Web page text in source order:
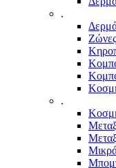
.
Ζώνες
.